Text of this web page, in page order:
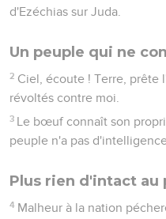
d'Ezéchias sur Juda.
Un peuple qui ne
2 Ciel, écoute ! Terre, prête
révoltés contre moi.
3 Le bœuf connaît son
peuple n'a pas
Plus rien d'intact au
4 Malheur à la nation